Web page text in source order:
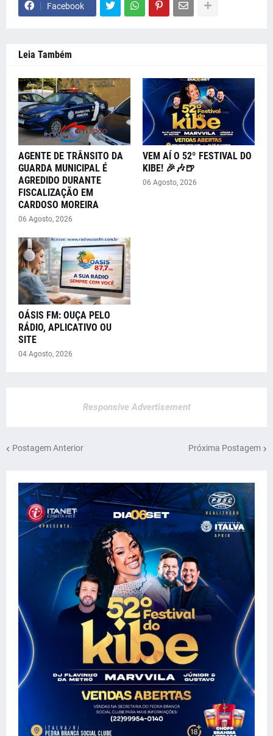
Facebook
Leia Também
AGENTE DE TRÂNSITO DA
GUARDA MUNICIPAL É
AGREDIDO DURANTE
FISCALIZAÇÃO EM
CARDOSO MOREIRA
06 Agosto, 2026
VEM AÍ O 52º FESTIVAL DO
KIBE! 🎉🎶🍺
06 Agosto, 2026
OÁSIS FM: OUÇA PELO
RÁDIO, APLICATIVO OU
SITE
04 Agosto, 2026
Responsive Advertisement
Postagem Anterior Próxima Postagem